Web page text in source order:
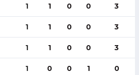
1 1 0 0 3
1 1 0 0 3
1 1 0 0 3
1 0 0 1 0